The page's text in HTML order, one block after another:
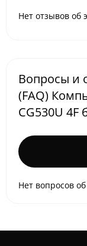
Нет отзывов об
Вопросы и
(FAQ)
CG530U 4F
Нет вопросов